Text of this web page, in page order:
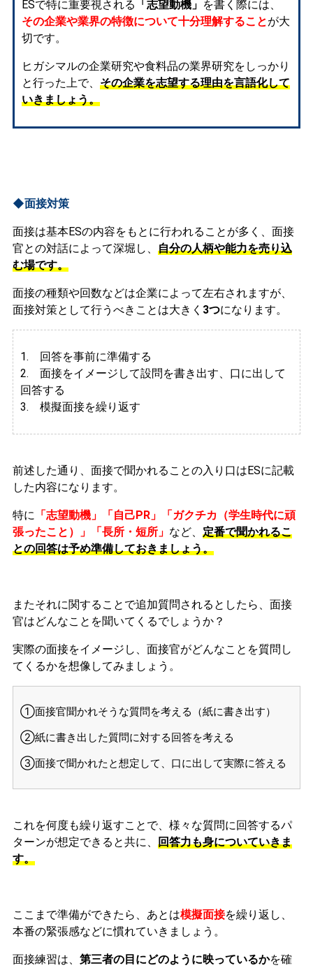
ESで特に重要視される 「志望動機」 を書く際には、
その企業や業界の特徴について十分理解することが大
切です。
ヒガシマルの企業研究や食料品の業界研究をしっかり
と行った上で、 その企業を志望する理由を言語化して
いきましょう。
◆面接対策
面接は基本ESの内容をもとに行われることが多く、面接
官との対話によって深堀し、 自分の人柄や能力を売り込
む場です。
面接の種類や回数などは企業によって左右されますが、
面接対策として行うべきことは大きく 3つになります。
1. 回答を事前に準備する
2. 面接をイメージして設問を書き出す、口に出して
回答する
3. 模擬面接を繰り返す
前述した通り、面接で聞かれることの入り口はESに記載
した内容になります。
特に 「志望動機」「自己PR」「ガクチカ（学生時代に頑
張ったこと）」「長所・短所」 など、 定番で聞かれるこ
との回答は予め準備しておきましょう。
またそれに関することで追加質問されるとしたら、面接
官はどんなことを聞いてくるでしょうか？
実際の面接をイメージし、面接官がどんなことを質問し
てくるかを想像してみましょう。
①面接官聞かれそうな質問を考える（紙に書き出す）
②紙に書き出した質問に対する回答を考える
③面接で聞かれたと想定して、口に出して実際に答える
これを何度も繰り返すことで、様々な質問に回答するパ
ターンが想定できると共に、 回答力も身についていきま
す。
ここまで準備ができたら、あとは模擬面接を繰り返し、
本番の緊張感などに慣れていきましょう。
面接練習は、 第三者の目にどのように映っているかを確